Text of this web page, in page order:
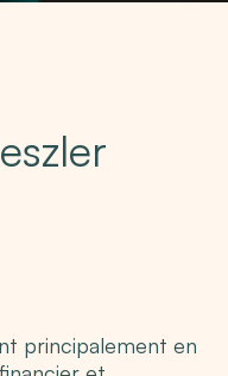
principalement en